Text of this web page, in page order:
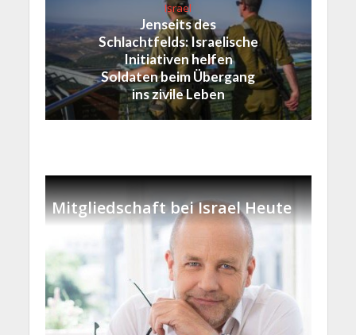
Israel
Jenseits des
Schlachtfelds: Israelische
Initiativen helfen
Soldaten beim Übergang
ins zivile Leben
Mitgliedschaft bei Israel Heute